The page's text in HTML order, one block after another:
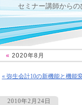
セミナー講師から
«2020年8月
« 弥生会計10の新機能と機能
2010年2月24日